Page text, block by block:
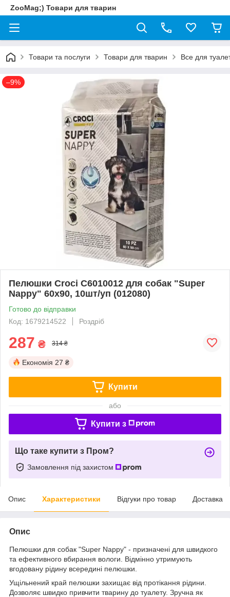
ZooMag;) Товари для тварин
Товари та послуги Товари для тварин Все для
–9%
Пелюшки Croci C6010012 для собак "Super
Nappy" 60х90, 10шт/уп (012080)
Готово до відправки
Код: 1679214522
Роздріб
287 ₴ 314 ₴
Економія 27 ₴
Купити
або
Купити з
Що таке купити з Пром?
Замовлення під захистом
Опис Характеристики Відгуки про товар Доставка
Опис
Пелюшки для собак "Super Nappy" - призначені для швидкого
та ефективного вбирання вологи. Відмінно утримують
вгодовану рідину всередині пелюшки.
Ущільнений край пелюшки захищає від протікання рідини.
Дозволяє швидко привчити тварину до туалету. Зручна як